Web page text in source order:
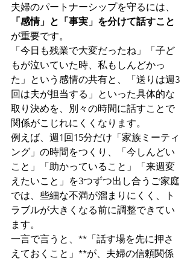
夫婦のパートナーシップを守るには、
「感情」と「事実」を分けて話すこと
が重要です。
「今日も残業で大変だったね」「子ど
もが泣いていた時、私もしんどかっ
た」という感情の共有と、「送りは週3
回は夫が担当する」といった具体的な
取り決めを、別々の時間に話すことで
関係がこじれにくくなります。
例えば、週1回15分だけ「家族ミーティ
ング」の時間をつくり、「今しんどい
こと」「助かっていること」「来週変
えたいこと」を3つずつ出し合うご家庭
では、些細な不満が溜まりにくく、ト
ラブルが大きくなる前に調整できてい
ます。
一言で言うと、**「話す場を先に押さ
えておくこと」**が、夫婦の信頼関係